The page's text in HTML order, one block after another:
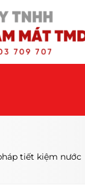
tiết kiệm nước